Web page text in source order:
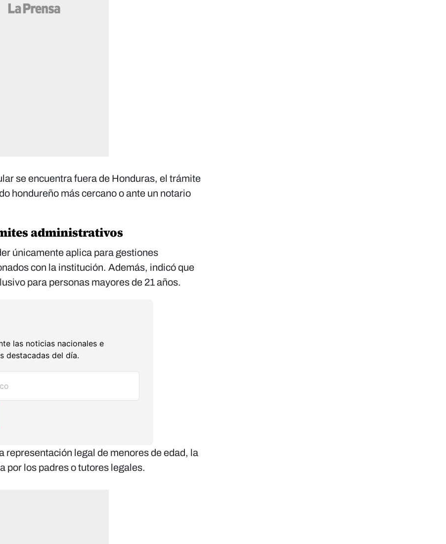
se encuentra fuera de Honduras, el trámite
hondureño más cercano o ante un notario
administrativos
únicamente aplica para gestiones
con la institución. Además, indicó que
para personas mayores de 21 años.
las noticias nacionales e
destacadas del día.
representación legal de menores de edad, la
por los padres o tutores legales.